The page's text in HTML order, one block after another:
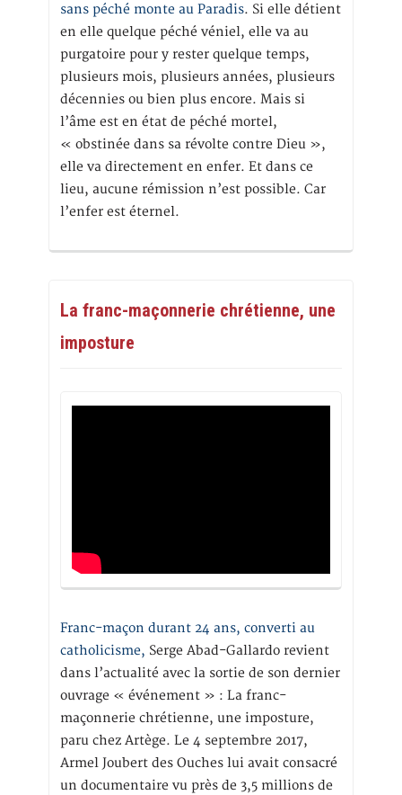
sans péché monte au Paradis. Si elle détient
en elle quelque péché véniel, elle va au
purgatoire pour y rester quelque temps,
plusieurs mois, plusieurs années, plusieurs
décennies ou bien plus encore. Mais si
l’âme est en état de péché mortel,
« obstinée dans sa révolte contre Dieu »,
elle va directement en enfer. Et dans ce
lieu, aucune rémission n’est possible. Car
l’enfer est éternel.
La franc-maçonnerie chrétienne, une
imposture
Franc-maçon durant 24 ans, converti au
catholicisme, Serge Abad-Gallardo revient
dans l’actualité avec la sortie de son dernier
ouvrage « événement » : La franc-
maçonnerie chrétienne, une imposture,
paru chez Artège. Le 4 septembre 2017,
Armel Joubert des Ouches lui avait consacré
un documentaire vu près de 3,5 millions de